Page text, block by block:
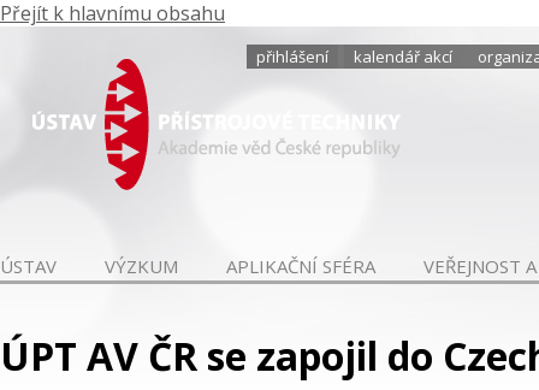
Přejít k hlavnímu obsahu
přihlášení kalendář akcí
ÚSTAV VÝZKUM APLIKAČNÍ SFÉRA VEŘEJNOST
ÚPT AV ČR se zapojil do